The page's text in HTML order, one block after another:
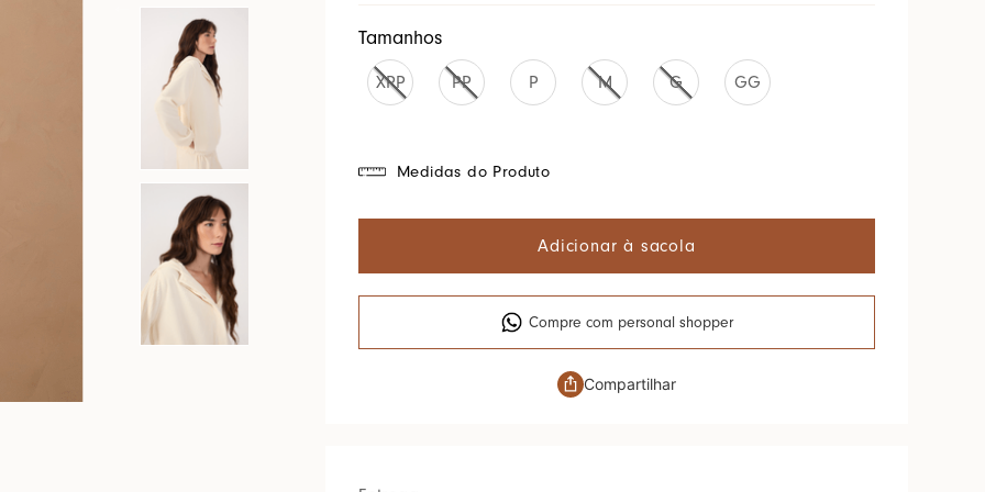
Tamanhos
XPP PP P M G GG
Medidas do Produto
Adicionar à sacola
Compre com personal shopper
Compartilhar